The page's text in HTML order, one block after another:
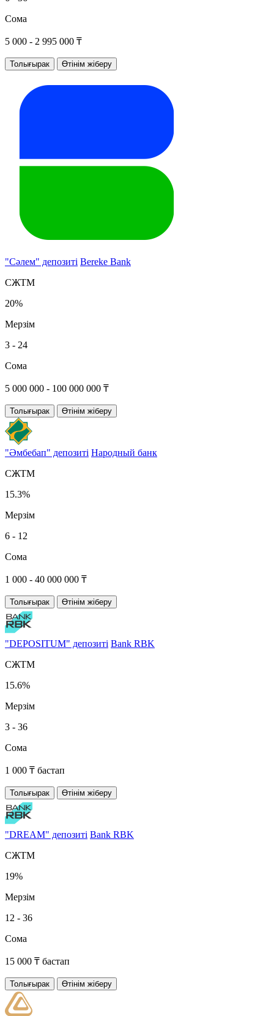
Сома
5 000 - 2 995 000 ₸
Толығырак Өтінім жіберу
"Сәлем" депозиті Bereke Bank
СЖТМ
20%
Мерзім
3 - 24
Сома
5 000 000 - 100 000 000 ₸
Толығырак Өтінім жіберу
"Әмбебап" депозиті Народный банк
СЖТМ
15.3%
Мерзім
6 - 12
Сома
1 000 - 40 000 000 ₸
Толығырак Өтінім жіберу
"DEPOSITUM" депозиті Bank RBK
СЖТМ
15.6%
Мерзім
3 - 36
Сома
1 000 ₸ бастап
Толығырак Өтінім жіберу
"DREAM" депозиті Bank RBK
СЖТМ
19%
Мерзім
12 - 36
Сома
15 000 ₸ бастап
Толығырак Өтінім жіберу